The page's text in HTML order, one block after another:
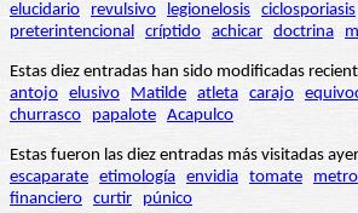
elucidario
revulsivo legionelosis ciclosporiasis
preterintencional críptido achicar doctrina
Estas diez entradas han sido modificadas
antojo elusivo Matilde atleta carajo
churrasco
papalote Acapulco
Estas fueron las diez entradas más visitadas
escaparate etimología envidia tomate metro
financiero curtir púnico